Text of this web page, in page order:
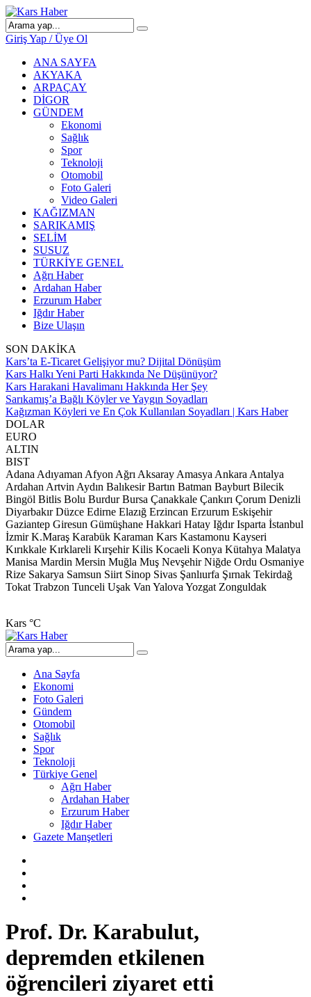
Giriş Yap / Üye Ol
ANA SAYFA
AKYAKA
ARPAÇAY
DİGOR
GÜNDEM
Ekonomi
Sağlık
Spor
Teknoloji
Otomobil
Foto Galeri
Video Galeri
KAĞIZMAN
SARIKAMIŞ
SELİM
SUSUZ
TÜRKİYE GENEL
Ağrı Haber
Ardahan Haber
Erzurum Haber
Iğdır Haber
Bize Ulaşın
SON DAKİKA
Kars’ta E-Ticaret Gelişiyor mu? Dijital Dönüşüm
Kars Halkı Yeni Parti Hakkında Ne Düşünüyor?
Kars Harakani Havalimanı Hakkında Her Şey
Sarıkamış’a Bağlı Köyler ve Yaygın Soyadları
Kağızman Köyleri ve En Çok Kullanılan Soyadları | Kars Haber
DOLAR
EURO
ALTIN
BIST
Adana Adıyaman Afyon Ağrı Aksaray Amasya Ankara Antalya
Ardahan Artvin Aydın Balıkesir Bartın Batman Bayburt Bilecik
Bingöl Bitlis Bolu Burdur Bursa Çanakkale Çankırı Çorum Denizli
Diyarbakır Düzce Edirne Elazığ Erzincan Erzurum Eskişehir
Gaziantep Giresun Gümüşhane Hakkari Hatay Iğdır Isparta İstanbul
İzmir K.Maraş Karabük Karaman Kars Kastamonu Kayseri
Kırıkkale Kırklareli Kırşehir Kilis Kocaeli Konya Kütahya Malatya
Manisa Mardin Mersin Muğla Muş Nevşehir Niğde Ordu Osmaniye
Rize Sakarya Samsun Siirt Sinop Sivas Şanlıurfa Şırnak Tekirdağ
Tokat Trabzon Tunceli Uşak Van Yalova Yozgat Zonguldak
Kars °C
Ana Sayfa
Ekonomi
Foto Galeri
Gündem
Otomobil
Sağlık
Spor
Teknoloji
Türkiye Genel
Ağrı Haber
Ardahan Haber
Erzurum Haber
Iğdır Haber
Gazete Manşetleri
Prof. Dr. Karabulut,
depremden etkilenen
öğrencileri ziyaret etti